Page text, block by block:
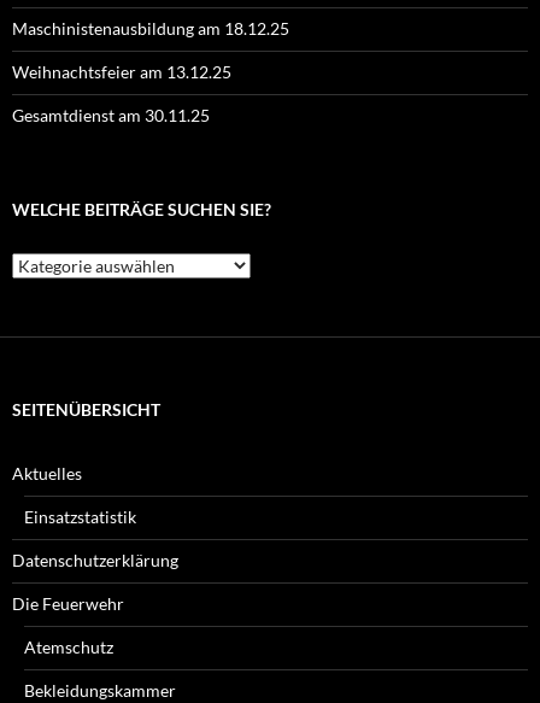
Maschinistenausbildung am 18.12.25
Weihnachtsfeier am 13.12.25
Gesamtdienst am 30.11.25
WELCHE BEITRÄGE SUCHEN SIE?
Welche
Beiträge
SEITENÜBERSICHT
Aktuelles
Einsatzstatistik
Datenschutzerklärung
Die Feuerwehr
Atemschutz
Bekleidungskammer